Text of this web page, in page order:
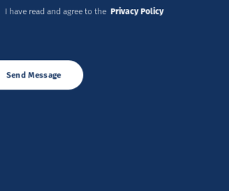
I have read and agree to the Privacy Policy